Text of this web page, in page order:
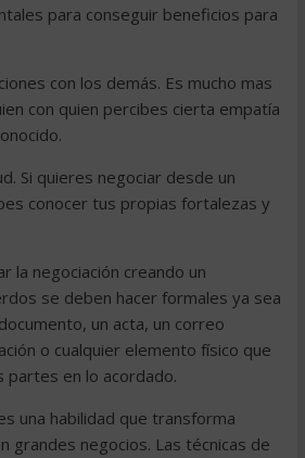
para conseguir beneficios para
con los demás. Es mucho mas
con quien percibes cierta empatía
Si quieres negociar desde un
conocer tus propias fortalezas y
la negociación creando un
se deben hacer formales ya sea
un acta, un correo
o cualquier elemento físico que
partes en lo acordado.
una habilidad que transforma
grandes negocios. Las técnicas de